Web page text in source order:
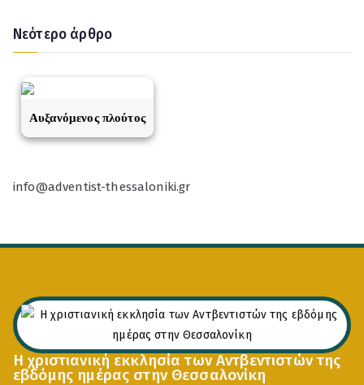
Νεότερο άρθρο
Αυξανόμενος πλούτος
info@adventist-thessaloniki.gr
Η χριστιανική εκκλησία των Αντβεντιστών της
εβδόμης ημέρας στην Θεσσαλονίκη